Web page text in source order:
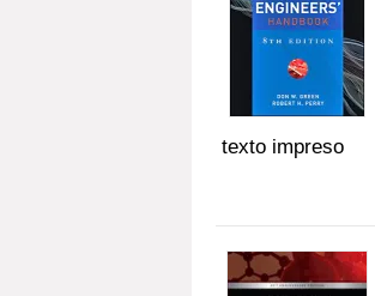
texto impreso